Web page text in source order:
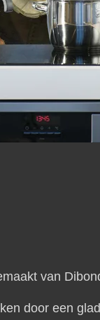
van
door een